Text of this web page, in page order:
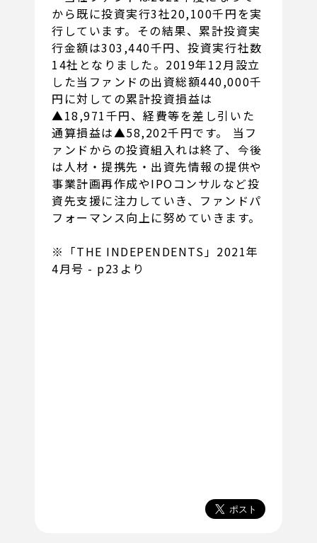
から既に投資実行3社20,100千円を実
行しています。その結果、累計投資実
行金額は303,440千円、投資実行社数
14社となりました。2019年12月設立
した当ファンドの出資総額440,000千
円に対しての累計投資損益は
▲18,971千円、経費等を差し引いた
通算損益は▲58,202千円です。 当フ
ァンドからの投資組入れは終了、今後
は人材・提携先・出資先情報の提供や
事業計画再作成やIPOコンサルなど投
資先支援に注力していき、ファンドパ
フォーマンス向上に努めていきます。
※「THE INDEPENDENTS」2021年
4月号 - p23より